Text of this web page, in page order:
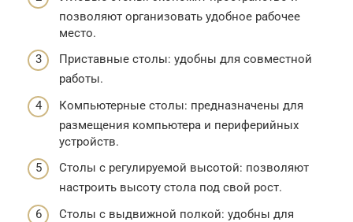
позволяют организовать удобное рабочее
место.
Приставные столы: удобны для совместной
работы.
Компьютерные столы: предназначены для
размещения компьютера и периферийных
устройств.
Столы с регулируемой высотой: позволяют
настроить высоту стола под свой рост.
Столы с выдвижной полкой: удобны для